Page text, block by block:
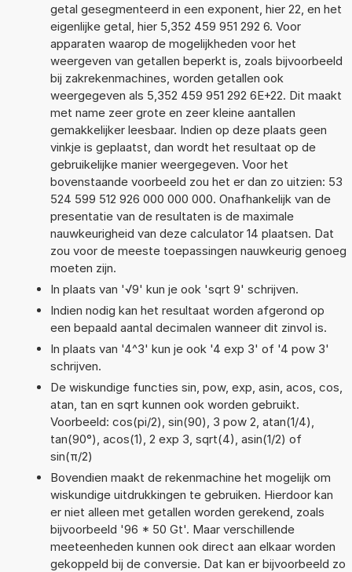
getal gesegmenteerd in een exponent, hier 22, en het
eigenlijke getal, hier 5,352 459 951 292 6. Voor
apparaten waarop de mogelijkheden voor het
weergeven van getallen beperkt is, zoals bijvoorbeeld
bij zakrekenmachines, worden getallen ook
weergegeven als 5,352 459 951 292 6E+22. Dit maakt
met name zeer grote en zeer kleine aantallen
gemakkelijker leesbaar. Indien op deze plaats geen
vinkje is geplaatst, dan wordt het resultaat op de
gebruikelijke manier weergegeven. Voor het
bovenstaande voorbeeld zou het er dan zo uitzien: 53
524 599 512 926 000 000 000. Onafhankelijk van de
presentatie van de resultaten is de maximale
nauwkeurigheid van deze calculator 14 plaatsen. Dat
zou voor de meeste toepassingen nauwkeurig genoeg
moeten zijn.
In plaats van '√9' kun je ook 'sqrt 9' schrijven.
Indien nodig kan het resultaat worden afgerond op
een bepaald aantal decimalen wanneer dit zinvol is.
In plaats van '4^3' kun je ook '4 exp 3' of '4 pow 3'
schrijven.
De wiskundige functies sin, pow, exp, asin, acos, cos,
atan, tan en sqrt kunnen ook worden gebruikt.
Voorbeeld: cos(pi/2), sin(90), 3 pow 2, atan(1/4),
tan(90°), acos(1), 2 exp 3, sqrt(4), asin(1/2) of
sin(π/2)
Bovendien maakt de rekenmachine het mogelijk om
wiskundige uitdrukkingen te gebruiken. Hierdoor kan
er niet alleen met getallen worden gerekend, zoals
bijvoorbeeld '96 * 50 Gt'. Maar verschillende
meeteenheden kunnen ook direct aan elkaar worden
gekoppeld bij de conversie. Dat kan er bijvoorbeeld zo